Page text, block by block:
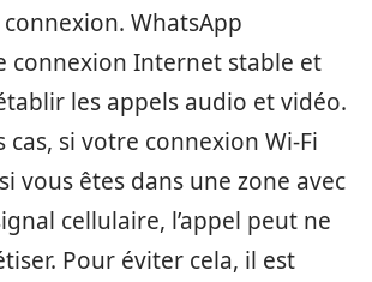
WhatsApp
connexion Internet stable et
les appels audio et vidéo.
cas, si votre connexion Wi-Fi
vous êtes dans une zone avec
cellulaire, l’appel peut ne
Pour éviter cela, il est